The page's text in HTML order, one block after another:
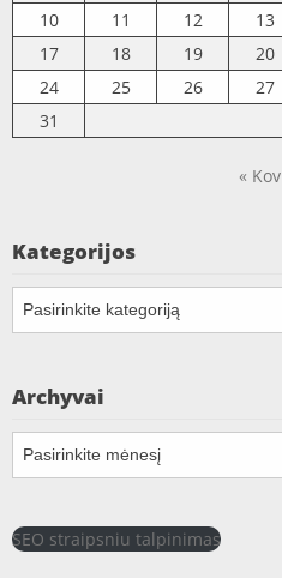
10
11 12 13
17
18 19 20
24
25 26 27
31
« Kov
Kategorijos
Kategorijos
Archyvai
Archyvai
SEO straipsniu talpinimas